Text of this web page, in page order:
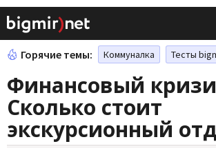
Горячие темы: Коммуналка Тесты
Финансовый
Сколько стоит
экскурсионный